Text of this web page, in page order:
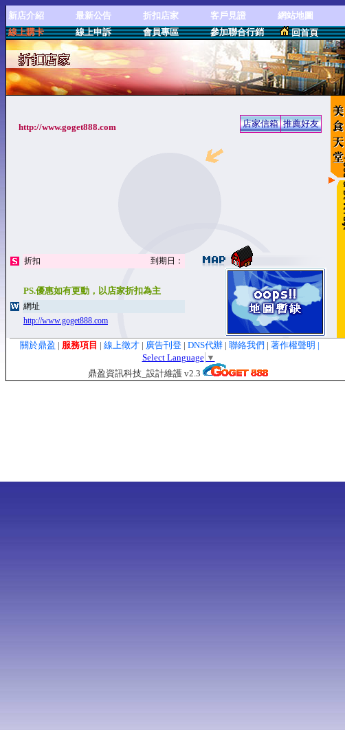
新店介紹 最新公告 折扣店家 客戶見證 網站地圖
線上購卡
線上申訴 會員專區 參加聯合行銷 回首頁
店家信箱 推薦好友
折扣 到期日：
PS.優惠如有更動，以店家折扣為主
網址
http://www.goget888.com
關於鼎盈 | 服務項目 | 線上徵才 | 廣告刊登 | DNS代辦 | 聯絡我們 | 著作權聲明 |
Select Language ▼
鼎盈資訊科技_設計維護 v2.3